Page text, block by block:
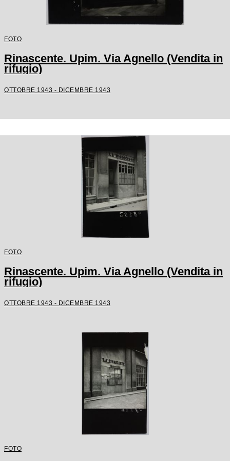
FOTO
Rinascente. Upim. Via Agnello (Vendita in
rifugio)
OTTOBRE 1943 - DICEMBRE 1943
FOTO
Rinascente. Upim. Via Agnello (Vendita in
rifugio)
OTTOBRE 1943 - DICEMBRE 1943
FOTO